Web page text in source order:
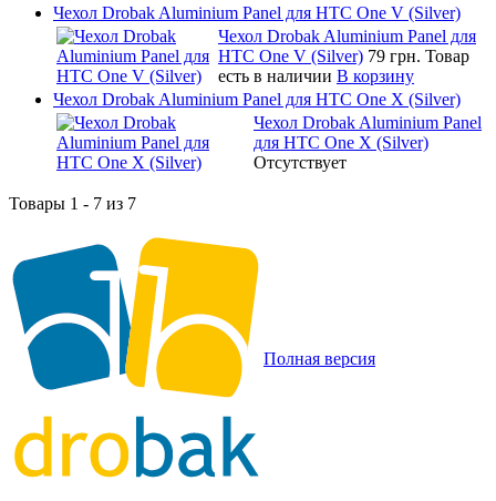
Чехол Drobak Aluminium Panel для HTC One V (Silver)
Чехол Drobak Aluminium Panel для
HTC One V (Silver) 79 грн. Товар
есть в наличии В корзину
Чехол Drobak Aluminium Panel для HTC One X (Silver)
Чехол Drobak Aluminium Panel
для HTC One X (Silver)
Отсутствует
Товары 1 - 7 из 7
Полная версия